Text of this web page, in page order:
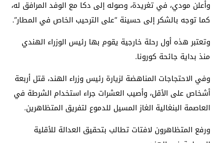
وأعلن مودي، في تغريدة، وصوله إلى دكا مع الوفد المرافق له،
كما توجه بالشكر إلى حسينة “على الترحيب الخاص في المطار”.
وتعتبر هذه أول رحلة خارجية يقوم بها رئيس الوزراء الهندي
منذ بداية جائحة كورونا.
وفي الاحتجاجات المناهضة لزيارة رئيس وزراء الهند، قتل أربعة
أشخاص على الأقل، وأصيب العشرات جراء استخدام الشرطة في
العاصمة البنغالية الغاز المسيل للدموع لتفريق المتظاهرين.
ورفع المتظاهرون لافتات تطالب بتحقيق العدالة للأقلية